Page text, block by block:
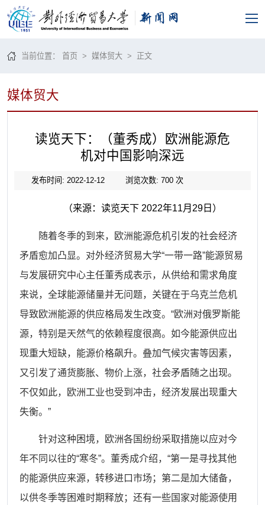
当前位置：首页 >媒体贸大 > 正文
媒体贸大
读览天下：（董秀成）欧洲能源危
机对中国影响深远
发布时间: 2022-12-12 浏览次数: 700次
（来源： 读览天下 2022年11月 29日）
随着冬季的到来，欧洲能源危机引发的社会经济
矛盾愈加凸显。对外经济贸易大学“一带一路”能源贸易
与发展研究中心主任董秀成表示，从供给和需求角度
来说，全球能源储量并无问题，关键在于乌克兰危机
导致欧洲能源的供应格局发生改变。“欧洲对俄罗斯能
源，特别是天然气的依赖程度很高。如今能源供应出
现重大短缺，能源价格飙升。叠加气候灾害等因素，
又引发了通货膨胀、物价上涨，社会矛盾随之出现。
不仅如此，欧洲工业也受到冲击，经济发展出现重大
失衡。”
针对这种困境，欧洲各国纷纷采取措施以应对今
年不同以往的“寒冬”。董秀成介绍，“第一是寻找其他
的能源供应来源，转移进口市场；第二是加大储备，
以供冬季等困难时期释放；还有一些国家对能源使用